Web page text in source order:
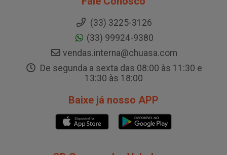
(33) 3225-3126
(33) 99924-9380
vendas.interna@chuasa.com
De segunda a sexta das 08:00 às 11:30 e
13:30 às 18:00
Baixe já nosso APP